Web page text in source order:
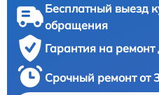
Бесплатный выезд
обращения
Гарантия на ремонт
Срочный ремонт от